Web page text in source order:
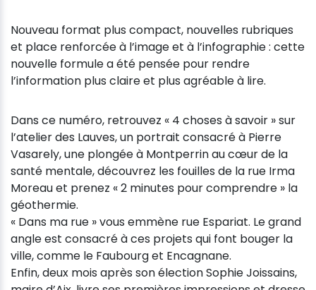
Nouveau format plus compact, nouvelles rubriques
et place renforcée à l’image et à l’infographie : cette
nouvelle formule a été pensée pour rendre
l’information plus claire et plus agréable à lire.
Dans ce numéro, retrouvez « 4 choses à savoir » sur
l’atelier des Lauves, un portrait consacré à Pierre
Vasarely, une plongée à Montperrin au cœur de la
santé mentale, découvrez les fouilles de la rue Irma
Moreau et prenez « 2 minutes pour comprendre » la
géothermie.
« Dans ma rue » vous emmène rue Espariat. Le grand
angle est consacré à ces projets qui font bouger la
ville, comme le Faubourg et Encagnane.
Enfin, deux mois après son élection Sophie Joissains,